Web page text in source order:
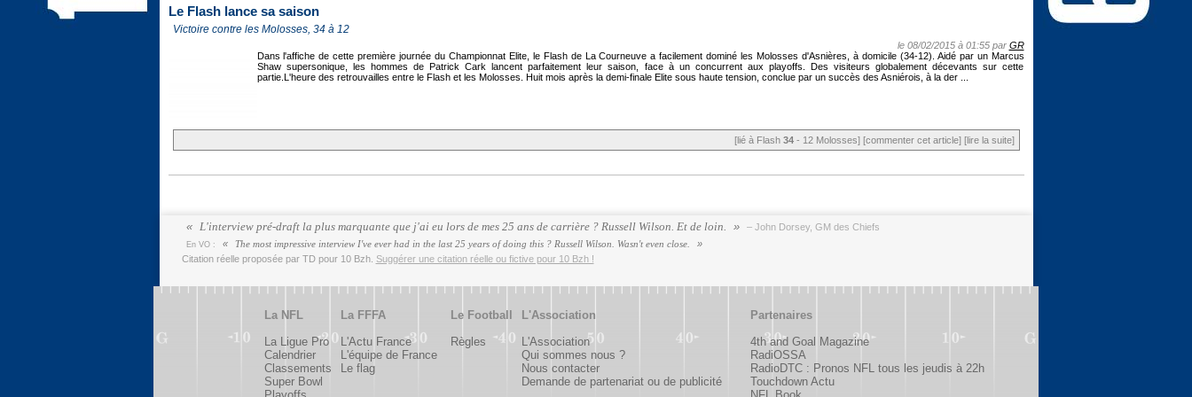
Le Flash lance sa saison
Victoire contre les Molosses, 34 à 12
le 08/02/2015 à 01:55 par GR
Dans l'affiche de cette première journée du Championnat Elite, le Flash de La Courneuve a facilement dominé les Molosses d'Asnières, à domicile (34-12). Aidé par un Marcus
Shaw supersonique, les hommes de Patrick Cark lancent parfaitement leur saison, face à un concurrent aux playoffs. Des visiteurs globalement décevants sur cette
partie.L'heure des retrouvailles entre le Flash et les Molosses. Huit mois après la demi-finale Elite sous haute tension, conclue par un succès des Asniérois, à la der ...
[lié à Flash 34- 12 Molosses] [commenter cet article] [lire la suite]
L'interview pré-draft la plus marquante que j'ai eu lors de mes 25 ans de carrière ? Russell Wilson. Et de loin. – John Dorsey, GM des Chiefs
En VO :
The most impressive interview I've ever had in the last 25 years of doing this ? Russell Wilson. Wasn't even close.
Citation réelle proposée par TD pour 10 Bzh. Suggérer une citation réelle ou fictive pour 10 Bzh !
La NFL
La Ligue Pro
Calendrier
Classements
Super Bowl
La FFFA
L'Actu France
L'équipe de France
Le flag
Le Football
Règles
L'Association
L'Association
Qui sommes nous ?
Nous contacter
Demande de partenariat ou de publicité
Partenaires
4th and Goal Magazine
RadiOSSA
RadioDTC : Pronos NFL tous les jeudis à 22h
Touchdown Actu